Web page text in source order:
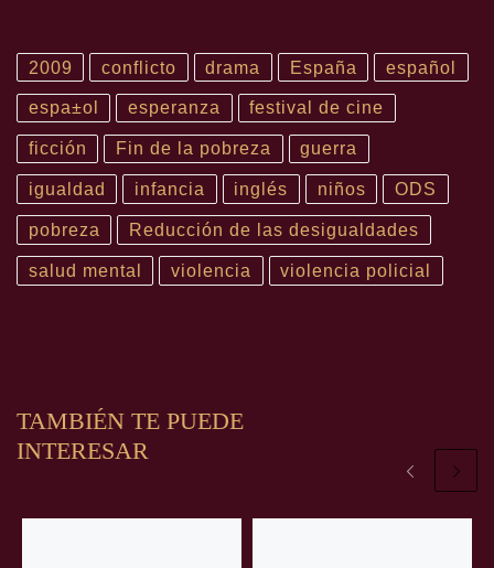
2009 conflicto drama España español
espa±ol esperanza festival de cine
ficción Fin de la pobreza guerra
igualdad infancia inglés niños ODS
pobreza Reducción de las desigualdades
salud mental violencia violencia policial
TAMBIÉN TE PUEDE
INTERESAR